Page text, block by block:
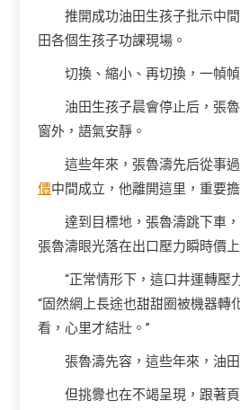
推開成功油田生孩子批示中
田各個生孩子功課現場。
切換、縮小、再切換，一幀
油田生孩子晨會停止后，張
窗外，語氣安靜。
這些年來，張魯濤先后從事
價中間成立，他離開這里，重要
達到目標地，張魯濤跳下車
張魯濤眼光落在出口壓力瞬時價
“正常情形下，這口井運轉壓
“固然網上長途也甜甜圈被機器
看，心里才結壯。”
張魯濤先容，這些年來，油
但挑釁也在不竭呈現，跟著